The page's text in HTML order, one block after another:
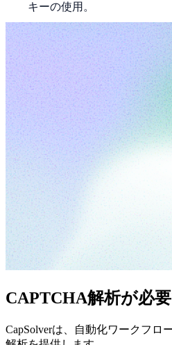
キーの使用。
CAPTCHA解析が必
CapSolverは、自動化ワークフロ